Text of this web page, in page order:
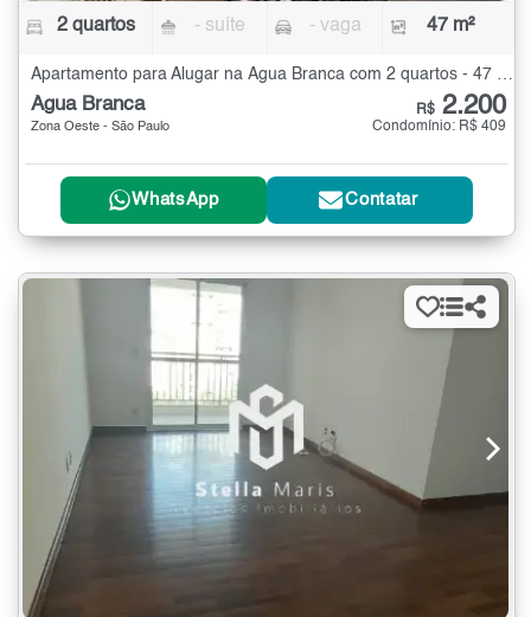
2 quartos - suíte - vaga 47 m²
Água Branca
Zona Oeste - São Paulo
R$ 2.200
Condomínio: R$ 409
WhatsApp Contatar